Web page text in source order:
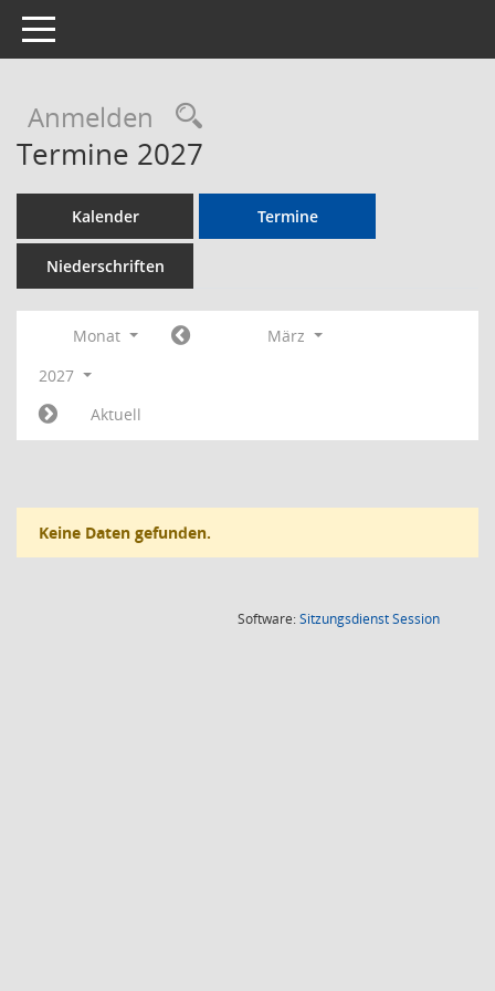
Toggle navigation
Anmelden Rechercheauswahl
Termine 2027
Kalender Termine
Niederschriften
Monat
März
2027
Aktuell
Keine Daten gefunden.
Software:SitzungsdienstSession(Wird in